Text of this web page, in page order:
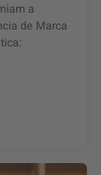
a
de Marca